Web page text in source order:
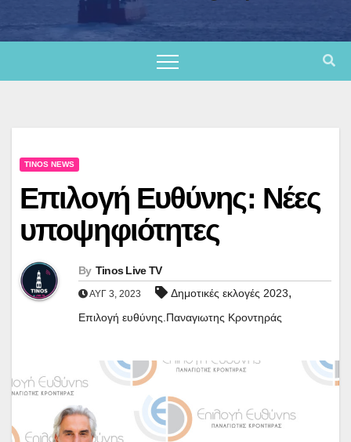
TINOS NEWS
Επιλογή Ευθύνης: Νέες
υποψηφιότητες
By Tinos Live TV
ΑΥΓ 3, 2023 Δημοτικές εκλογές 2023,
Επιλογή ευθύνης.Παναγιωτης Κροντηράς